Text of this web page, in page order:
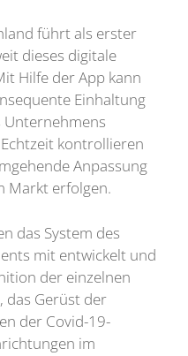
führt als erster
dieses digitale
Hilfe der App kann
Einhaltung
Unternehmens
kontrollieren
Anpassung
Markt erfolgen.
das System des
mit entwickelt und
der einzelnen
das Gerüst der
der Covid-19-
im